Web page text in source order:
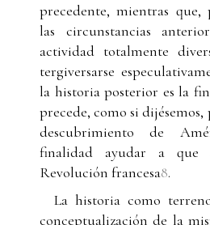
precedente, mientras
las circunstancias
actividad totalmente
tergiversarse
la historia posterior es la
precede, como si
descubrimiento de
finalidad ayudar a que
Revolución francesa8.
La historia como
conceptualización de la